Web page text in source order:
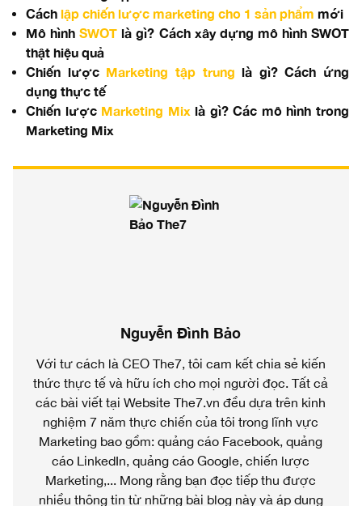
Cách lập chiến lược marketing cho 1 sản phẩm mới
Mô hìnhSWOT là gì? Cách xây dựng mô hình SWOT
thật hiệu quả
Chiến lược Marketing tập trung là gì? Cách ứng
dụng thực tế
Chiến lược Marketing Mix là gì? Các mô hình trong
Marketing Mix
Nguyễn Đình Bảo
Với tư cách là CEO The7, tôi cam kết chia sẻ kiến
thức thực tế và hữu ích cho mọi người đọc. Tất cả
các bài viết tại Website The7.vn đều dựa trên kinh
nghiệm 7 năm thực chiến của tôi trong lĩnh vực
Marketing bao gồm: quảng cáo Facebook, quảng
cáo LinkedIn, quảng cáo Google, chiến lược
Marketing,... Mong rằng bạn đọc tiếp thu được
nhiều thông tin từ những bài blog này và áp dụng